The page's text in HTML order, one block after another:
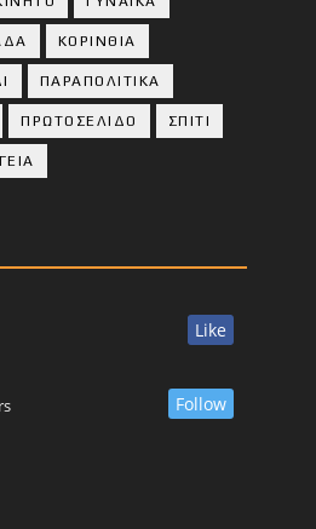
ΚΟΡΙΝΘΙΑ
ΠΑΡΑΠΟΛΙΤΙΚΑ
ΠΡΩΤΟΣΕΛΙΔΟ ΣΠΙΤΙ
Like
Follow